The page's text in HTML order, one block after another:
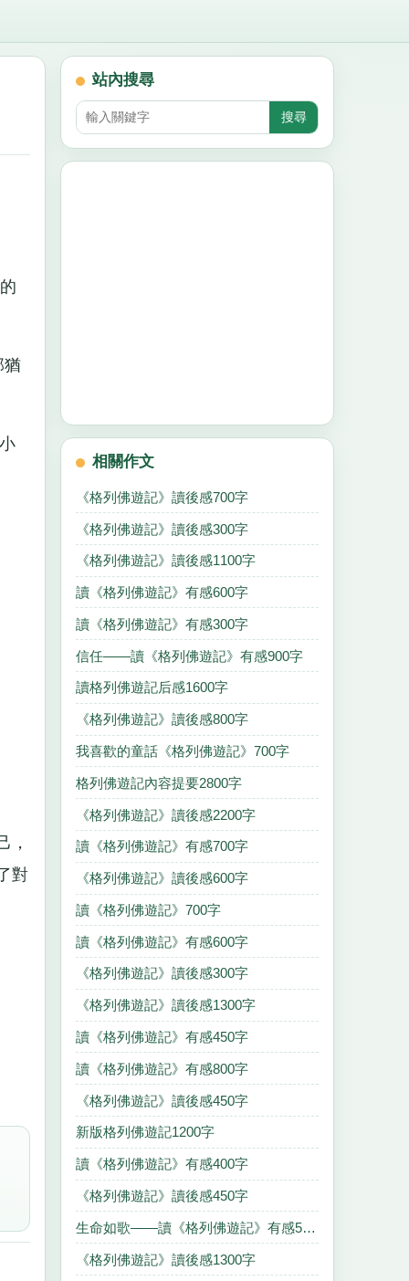
猶
，
對
站內搜尋
相關作文
《格列佛遊記》讀後感700字
《格列佛遊記》讀後感300字
《格列佛遊記》讀後感1100字
讀《格列佛遊記》有感600字
讀《格列佛遊記》有感300字
信任——讀《格列佛遊記》有感900字
讀格列佛遊記后感1600字
《格列佛遊記》讀後感800字
我喜歡的童話《格列佛遊記》700字
格列佛遊記內容提要2800字
《格列佛遊記》讀後感2200字
讀《格列佛遊記》有感700字
《格列佛遊記》讀後感600字
讀《格列佛遊記》700字
讀《格列佛遊記》有感600字
《格列佛遊記》讀後感300字
《格列佛遊記》讀後感1300字
讀《格列佛遊記》有感450字
讀《格列佛遊記》有感800字
《格列佛遊記》讀後感450字
新版格列佛遊記1200字
讀《格列佛遊記》有感400字
《格列佛遊記》讀後感450字
生命如歌——讀《格列佛遊記》有感500字
《格列佛遊記》讀後感1300字